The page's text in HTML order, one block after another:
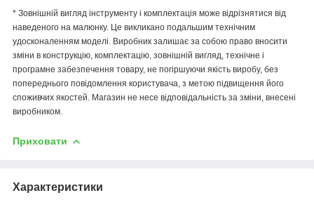
* Зовнішній вигляд інструменту і комплектація може відрізнятися від
наведеного на малюнку. Це викликано подальшим технічним
удосконаленням моделі. Виробник залишає за собою право вносити
зміни в конструкцію, комплектацію, зовнішній вигляд, технічне і
програмне забезпечення товару, не погіршуючи якість виробу, без
попереднього повідомлення користувача, з метою підвищення його
споживчих якостей. Магазин не несе відповідальність за зміни, внесені
виробником.
Приховати
Характеристики